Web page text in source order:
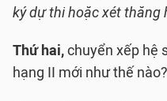
ký dự thi hoặc xét thăng
Thứ hai,chuyển xếp hệ
hạng II mới như thế nào?